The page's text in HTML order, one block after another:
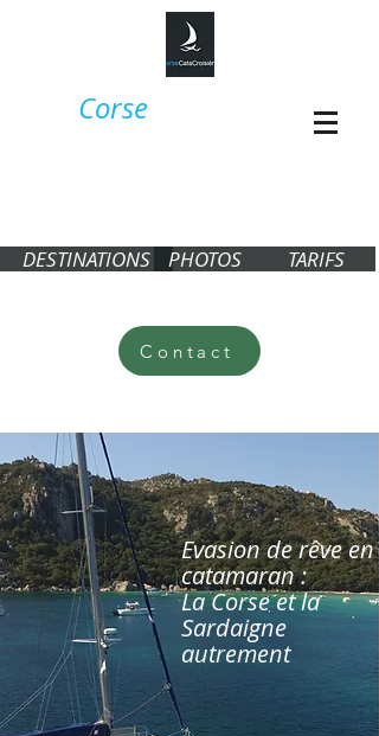
Corse CataCroisière,
DESTINATIONS PHOTOS TARIFS
Contact
Evasion de rêve en
catamaran :
La Corse et la
Sardaigne
autrement